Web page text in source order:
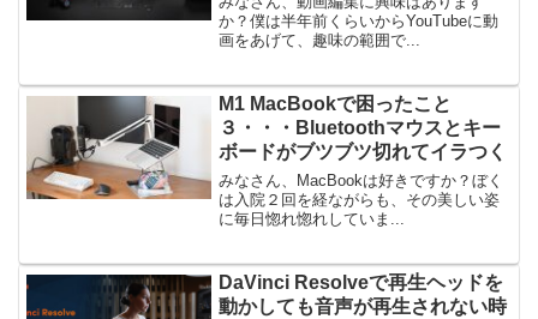
か？僕は半年前くらいからYouTubeに動
画をあげて、趣味の範囲で...
M1 MacBookで困ったこと
３・・・Bluetoothマウスとキー
ボードがブツブツ切れてイラつく
みなさん、MacBookは好きですか？ぼく
は入院２回を経ながらも、その美しい姿
に毎日惚れ惚れしていま...
DaVinci Resolveで再生ヘッドを
動かしても音声が再生されない時